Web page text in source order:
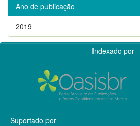
Ano de publicação
2019
Indexado por
Suportado por